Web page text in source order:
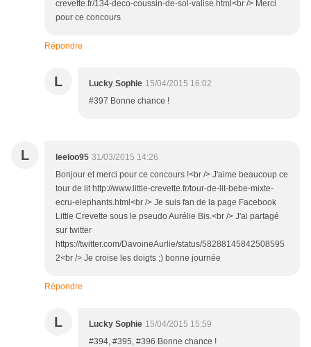
crevette.fr/134-deco-coussin-de-sol-valise.html<br /> Merci
pour ce concours
Répondre
L Lucky Sophie 15/04/2015 16:02
#397 Bonne chance !
L leeloo95 31/03/2015 14:26
Bonjour et merci pour ce concours !<br /> J'aime beaucoup ce
tour de lit http://www.little-crevette.fr/tour-de-lit-bebe-mixte-
ecru-elephants.html<br /> Je suis fan de la page Facebook
Little Crevette sous le pseudo Aurélie Bis.<br /> J'ai partagé
sur twitter
https://twitter.com/DavoineAurlie/status/58288145842508595
2<br /> Je croise les doigts ;) bonne journée
Répondre
L Lucky Sophie 15/04/2015 15:59
#394, #395, #396 Bonne chance !